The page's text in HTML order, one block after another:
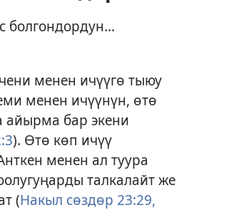
менен ичүүгө тыюу
менен ичүүнүн, өтө
айырма бар экени
). Өтө көп ичүү
менен ал туура
талкалайт же
(Накыл сөздөр 23:29,